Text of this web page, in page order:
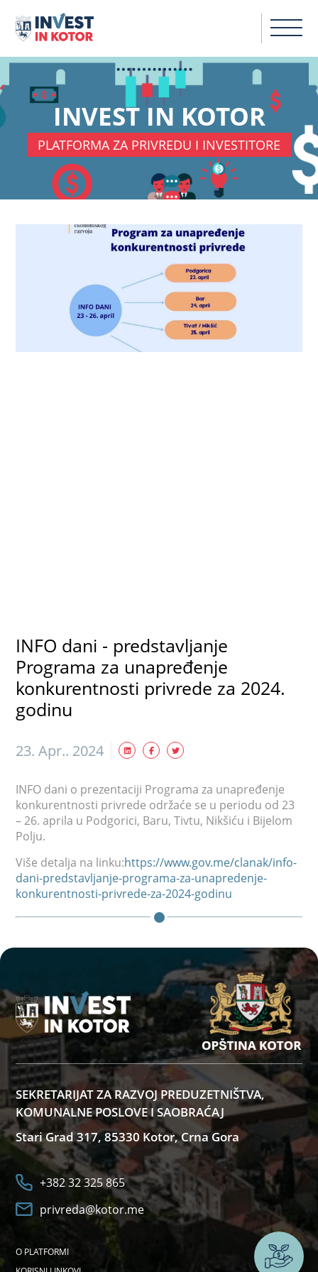
INVEST IN KOTOR
PLATFORMA ZA PRIVREDU I INVESTITORE
INFO dani - predstavljanje
Programa za unapređenje
konkurentnosti privrede za 2024.
godinu
23. Apr.. 2024
INFO dani o prezentaciji Programa za unapređenje
konkurentnosti privrede održaće se u periodu od 23
– 26. aprila u Podgorici, Baru, Tivtu, Nikšiću i Bijelom
Polju.
Više detalja na linku:https://www.gov.me/clanak/info-
dani-predstavljanje-programa-za-unapredenje-
konkurentnosti-privrede-za-2024-godinu
Želite
SEKRETARIJAT ZA RAZVOJ PREDUZETNIŠTVA,
KOMUNALNE POSLOVE I SAOBRAĆAJ
Stari Grad 317, 85330 Kotor, Crna Gora
+382 32 325 865
privreda@kotor.me
O PLATFORMI